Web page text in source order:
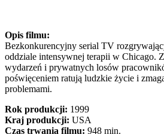
Opis filmu:
Bezkonkurencyjny serial TV
oddziale intensywnej terapii w Chicago.
wydarzeń i prywatnych losów
poświęceniem ratują ludzkie życie i
problemami.
Rok produkcji: 1999
Kraj produkcji: USA
Czas trwania filmu: 948 min.